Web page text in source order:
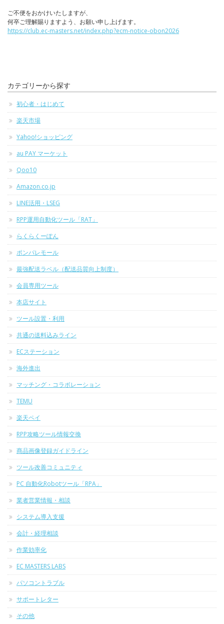
ご不便をおかけいたしますが、
何卒ご理解賜りますよう、お願い申し上げます。
https://club.ec-masters.net/index.php?ecm-notice-obon2026
カテゴリーから探す
初心者・はじめて
楽天市場
Yahoo!ショッピング
au PAY マーケット
Qoo10
Amazon.co.jp
LINE活用・LSEG
RPP運用自動化ツール「RAT」
らくらくーぽん
ポンパレモール
最強配送ラベル（配送品質向上制度）
会員専用ツール
本店サイト
ツール設置・利用
共通の送料込みライン
ECステーション
海外進出
マッチング・コラボレーション
TEMU
楽天ペイ
RPP攻略ツール情報交換
商品画像登録ガイドライン
ツール改善コミュニティ
PC 自動化Robotツール「RPA」
業者営業情報・相談
システム導入支援
会計・経理相談
作業効率化
EC MASTERS LABS
パソコントラブル
サポートレター
その他